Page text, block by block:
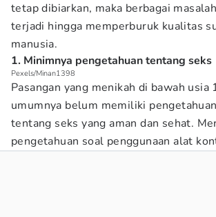
tetap dibiarkan, maka berbagai
terjadi hingga memperburuk kualitas
manusia.
1. Minimnya pengetahuan tentang seks
Pexels/Minan1398
Pasangan yang menikah di bawah usia
umumnya belum memiliki pengetahuan
tentang seks yang aman dan sehat.
pengetahuan soal penggunaan alat